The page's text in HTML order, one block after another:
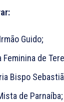
Guido;
de
Bispo
de Parnaíba;